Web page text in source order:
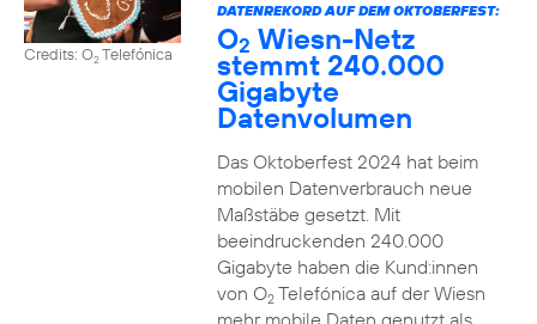
Credits: O2Telefónica
DATENREKORD AUF DEM OKTOBERFEST:
O2 Wiesn-Netz
stemmt 240.000
Gigabyte
Datenvolumen
Das Oktoberfest 2024 hat beim
mobilen Datenverbrauch neue
Maßstäbe gesetzt. Mit
beeindruckenden 240.000
Gigabyte haben die Kund:innen
von O2Telefónica auf der Wiesn
mehr mobile Daten genutzt als